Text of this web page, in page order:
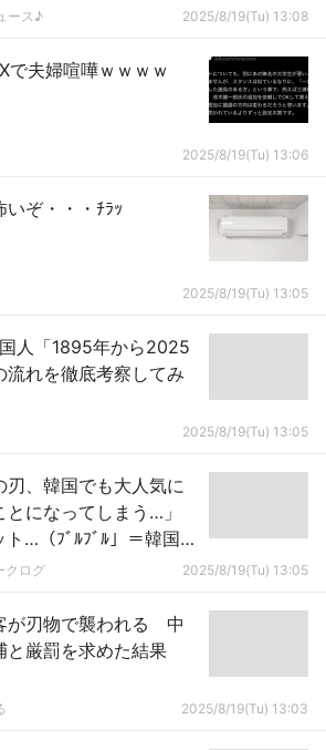
ース♪ 2025/8/19(Tu) 13:08
で夫婦喧嘩ｗｗｗｗ
2025/8/19(Tu) 13:06
いぞ・・・ﾁﾗｯ
2025/8/19(Tu) 13:05
国人「1895年から2025
れを徹底考察してみ
2025/8/19(Tu) 13:05
、韓国でも大人気に
になってしまう…」
…（ﾌﾞﾙﾌﾞﾙ」＝韓国の
クログ 2025/8/19(Tu) 13:05
が刃物で襲われる 中
と厳罰を求めた結果
2025/8/19(Tu) 13:03